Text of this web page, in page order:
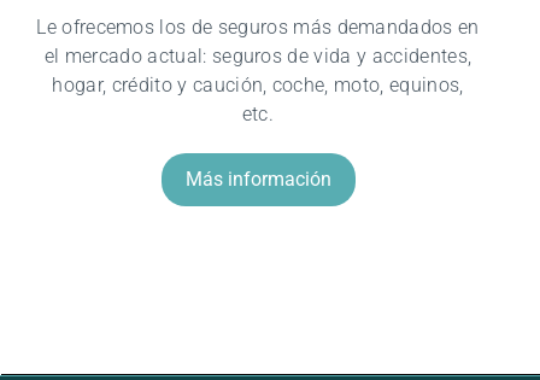
Le ofrecemos los de seguros más demandados en
el mercado actual: seguros de vida y accidentes,
hogar, crédito y caución, coche, moto, equinos,
etc.
Más información